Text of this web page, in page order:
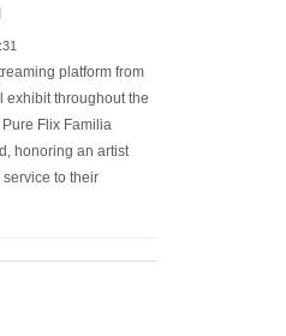
platform from
exhibit throughout the
Flix Familia
honoring an artist
to their